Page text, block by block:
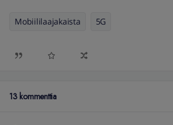
Mobiililaajakaista 5G
13 kommenttia